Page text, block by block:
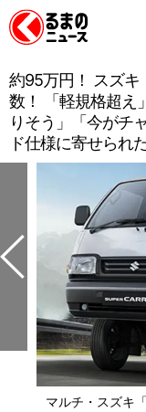
約95万円！ スズキ
数！ 「軽規格超え
りそう」「今がチ
ド仕様に寄せられ
マルチ・スズキ